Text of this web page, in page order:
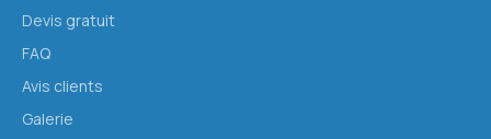
Devis gratuit
FAQ
Avis clients
Galerie